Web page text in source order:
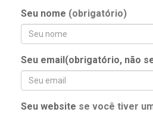
Seu nome (obrigatório)
Seu email(obrigatório, não
Seu website se você tiver